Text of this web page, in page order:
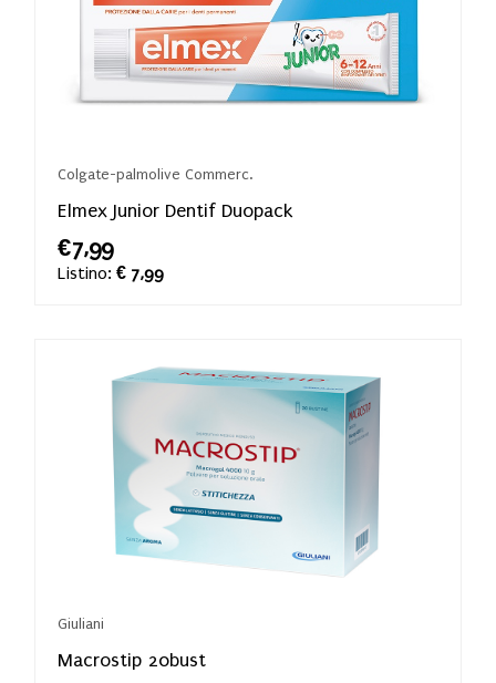
Colgate-palmolive Commerc.
Elmex Junior Dentif Duopack
€7,99
Listino: € 7,99
Giuliani
Macrostip 20bust